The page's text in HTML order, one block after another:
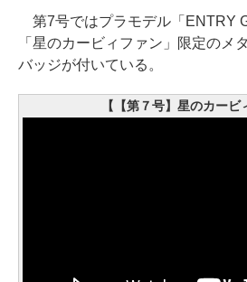
第7号ではプラモデル「ENTRY
「星のカービィファン」限定のメ
バッジが付いている。
【【第７号】星のカービ